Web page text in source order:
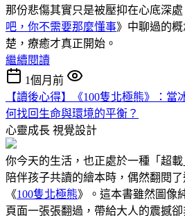
那份悲傷其實只是被壓抑在心底深
吧，你不需要那麼懂事》中聊過的
楚，療癒才真正開始。
繼續閱讀
1個月前
【讀後心得】《100隻北極熊》：當
何找回生命與環境的平衡？
心靈成長 視覺設計
你今天的生活，也正處於一種「超
陪伴孩子共讀的繪本時，偶然翻閱
《100隻北極熊》。這本書雖然圖像
頁面一張張翻過，帶給大人的震撼